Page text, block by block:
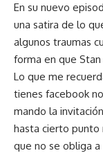
En su nuevo
una satira de lo
algunos traumas
forma en que
Lo que me
tienes facebook
mando la
hasta cierto punto
que no se obliga